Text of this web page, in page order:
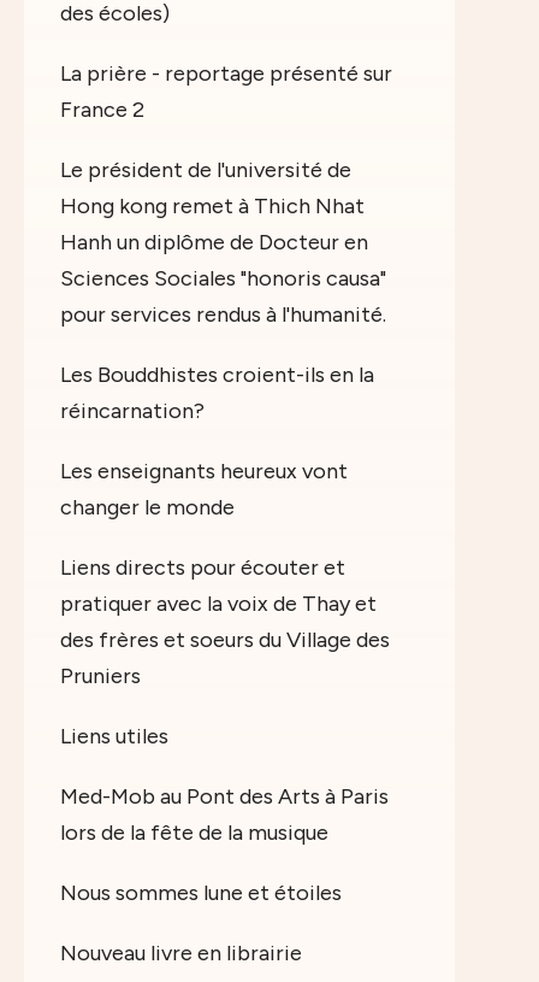
des écoles)
La prière - reportage présenté sur
France 2
Le président de l'université de
Hong kong remet à Thich Nhat
Hanh un diplôme de Docteur en
Sciences Sociales "honoris causa"
pour services rendus à l'humanité.
Les Bouddhistes croient-ils en la
réincarnation?
Les enseignants heureux vont
changer le monde
Liens directs pour écouter et
pratiquer avec la voix de Thay et
des frères et soeurs du Village des
Pruniers
Liens utiles
Med-Mob au Pont des Arts à Paris
lors de la fête de la musique
Nous sommes lune et étoiles
Nouveau livre en librairie